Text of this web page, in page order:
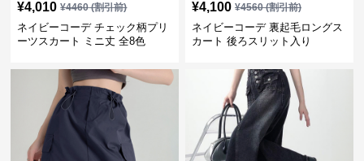
¥4,010 ¥4460(割引前)
ネイビーコーデ チェック柄プリ
ーツスカート ミニ丈 全8色
¥4,100 ¥4560(割引前)
ネイビーコーデ 裏起毛ロングス
カート 後ろスリット入り